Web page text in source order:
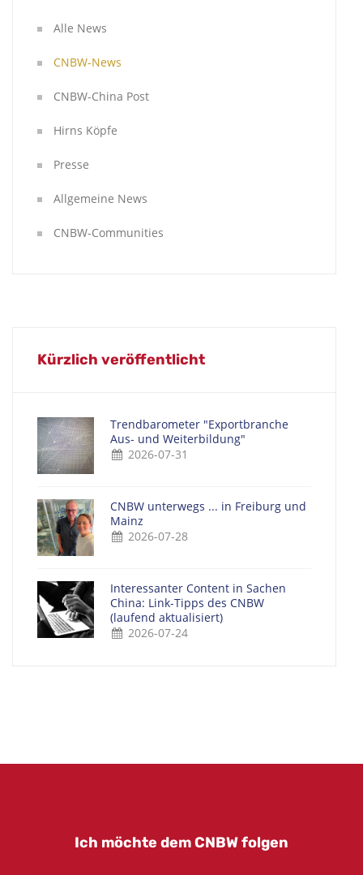
Alle News
CNBW-News
CNBW-China Post
Hirns Köpfe
Presse
Allgemeine News
CNBW-Communities
Kürzlich veröffentlicht
Trendbarometer "Exportbranche
Aus- und Weiterbildung"
2026-07-31
CNBW unterwegs ... in Freiburg und
Mainz
2026-07-28
Interessanter Content in Sachen
China: Link-Tipps des CNBW
(laufend aktualisiert)
2026-07-24
Ich möchte dem CNBW folgen